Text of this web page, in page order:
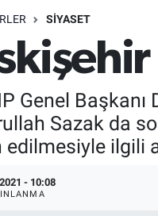
SIYASET
Genel
Sazak da
edilmesiyle ilgili
- 10:08
Arşivi
Durumu ve Fikstür